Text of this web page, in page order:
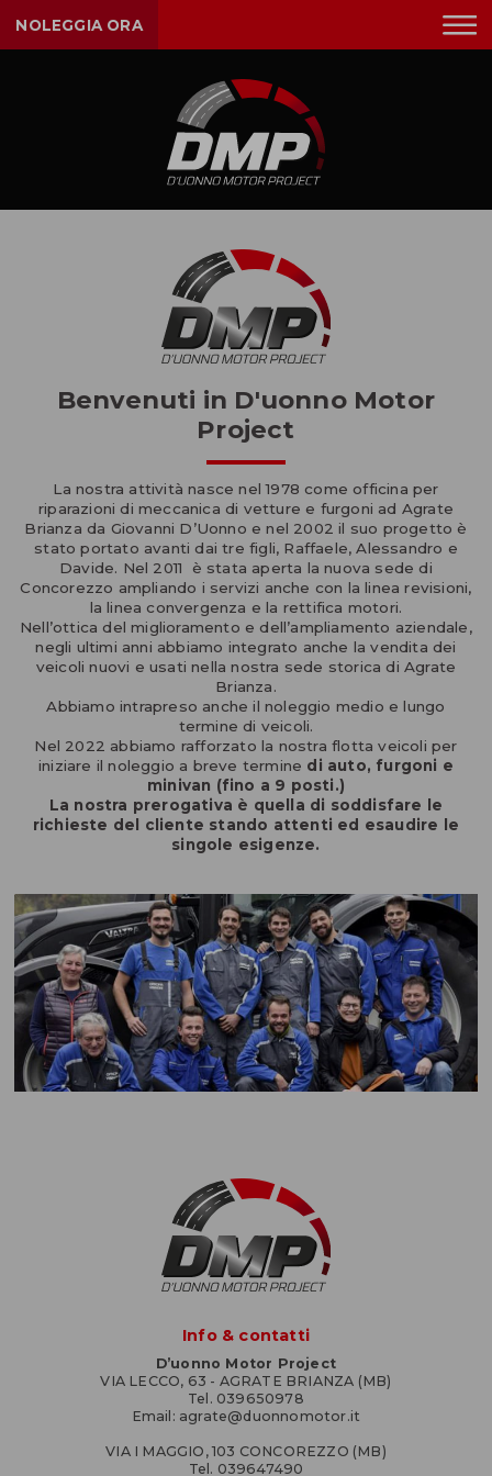
NOLEGGIA ORA
Benvenuti in D'uonno Motor
Project
La nostra attività nasce nel 1978 come officina per
riparazioni di meccanica di vetture e furgoni ad Agrate
Brianza da Giovanni D’Uonno e nel 2002 il suo progetto è
stato portato avanti dai tre figli, Raffaele, Alessandro e
Davide. Nel 2011 è stata aperta la nuova sede di
Concorezzo ampliando i servizi anche con la linea revisioni,
la linea convergenza e la rettifica motori.
Nell’ottica del miglioramento e dell’ampliamento aziendale,
negli ultimi anni abbiamo integrato anche la vendita dei
veicoli nuovi e usati nella nostra sede storica di Agrate
Brianza.
Abbiamo intrapreso anche il noleggio medio e lungo
termine di veicoli.
Nel 2022 abbiamo rafforzato la nostra flotta veicoli per
iniziare il noleggio a breve termine di auto, furgoni e
minivan (fino a 9 posti.)
La nostra prerogativa è quella di soddisfare le
richieste del cliente stando attenti ed esaudire le
singole esigenze.
Info & contatti
D’uonno Motor Project
VIA LECCO, 63 - AGRATE BRIANZA (MB)
Tel. 039650978
Email: agrate@duonnomotor.it
VIA I MAGGIO, 103 CONCOREZZO (MB)
Tel. 039647490